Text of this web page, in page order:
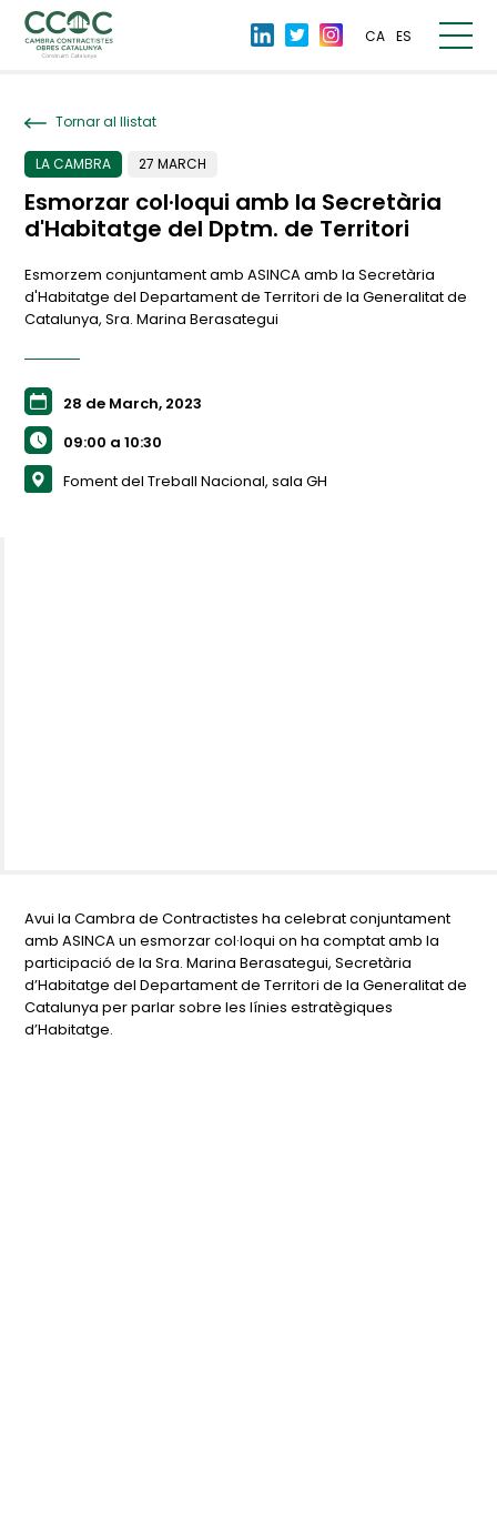
CA ES
Tornar al llistat
LA CAMBRA 27 MARCH
Esmorzar col·loqui amb la Secretària
d'Habitatge del Dptm. de Territori
Esmorzem conjuntament amb ASINCA amb la Secretària
d'Habitatge del Departament de Territori de la Generalitat de
Catalunya, Sra. Marina Berasategui
28 de March, 2023
09:00 a 10:30
Foment del Treball Nacional, sala GH
Avui la Cambra de Contractistes ha celebrat conjuntament
amb ASINCA un esmorzar col·loqui on ha comptat amb la
participació de la Sra. Marina Berasategui, Secretària
d’Habitatge del Departament de Territori de la Generalitat de
Catalunya per parlar sobre les línies estratègiques
d’Habitatge.